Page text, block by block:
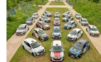
presença nacional ao
da mítica prova de
e leva a sua gama SUV
multi-energia às estradas
de Portugal